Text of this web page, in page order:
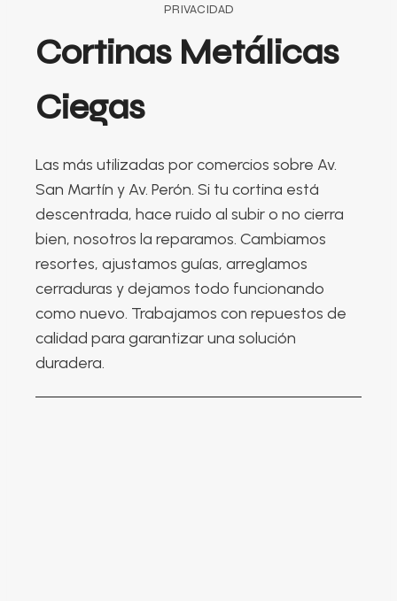
PRIVACIDAD
Cortinas Metálicas
Ciegas
Las más utilizadas por comercios sobre Av.
San Martín y Av. Perón. Si tu cortina está
descentrada, hace ruido al subir o no cierra
bien, nosotros la reparamos. Cambiamos
resortes, ajustamos guías, arreglamos
cerraduras y dejamos todo funcionando
como nuevo. Trabajamos con repuestos de
calidad para garantizar una solución
duradera.